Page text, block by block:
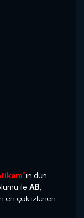
ın dün
ile AB,
en çok izlenen